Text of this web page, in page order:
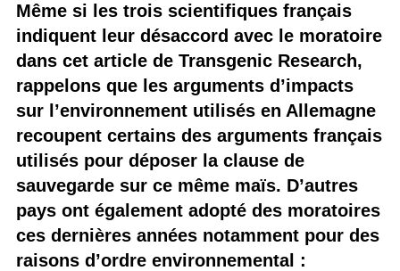
Même si les trois scientifiques français
indiquent leur désaccord avec le moratoire
dans cet article de Transgenic Research,
rappelons que les arguments d’impacts
sur l’environnement utilisés en Allemagne
recoupent certains des arguments français
utilisés pour déposer la clause de
sauvegarde sur ce même maïs. D’autres
pays ont également adopté des moratoires
ces dernières années notamment pour des
raisons d’ordre environnemental :